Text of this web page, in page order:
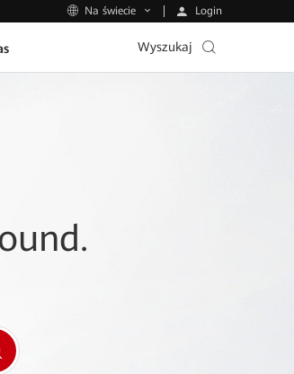
Na świecie Login
Wyszukaj